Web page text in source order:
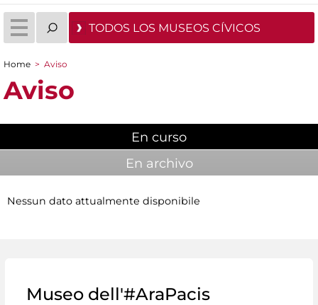
TODOS LOS MUSEOS CÍVICOS
You are here
Home > Aviso
Aviso
En curso
En archivo
Nessun dato attualmente disponibile
Museo dell'#AraPacis